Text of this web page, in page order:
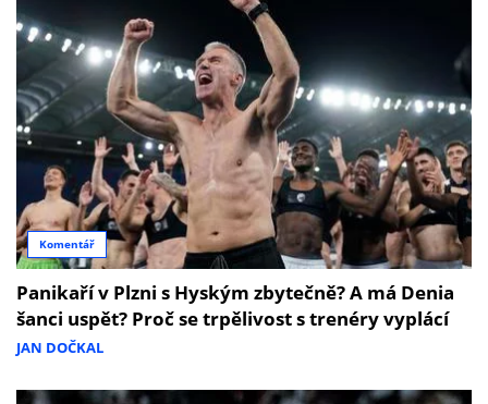
Komentář
Panikaří v Plzni s Hyským zbytečně? A má Denia
šanci uspět? Proč se trpělivost s trenéry vyplácí
JAN DOČKAL